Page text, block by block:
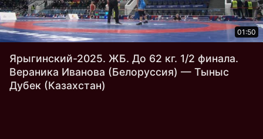
01:50
Ярыгинский-2025. ЖБ. До 62 кг. 1/2 финала.
Вераника Иванова (Белоруссия) — Тыныс
Дубек (Казахстан)